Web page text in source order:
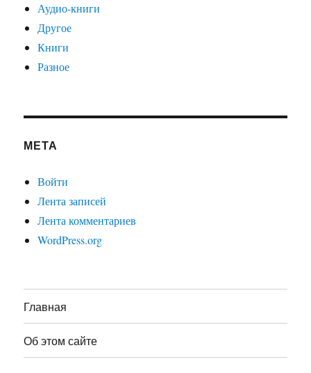
Аудио-книги
Другое
Книги
Разное
МЕТА
Войти
Лента записей
Лента комментариев
WordPress.org
Главная
Об этом сайте